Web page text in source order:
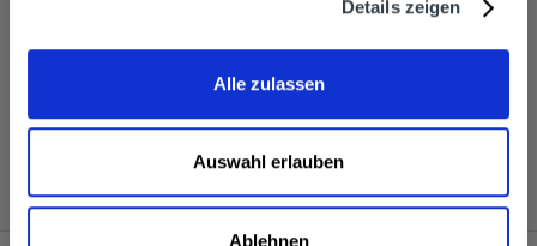
Details zeigen
Alle zulassen
Auswahl erlauben
Ablehnen
Tunel wird in den folgenden Regionen, Städten,
Orten und Postleitzahl-Gebieten geliefert